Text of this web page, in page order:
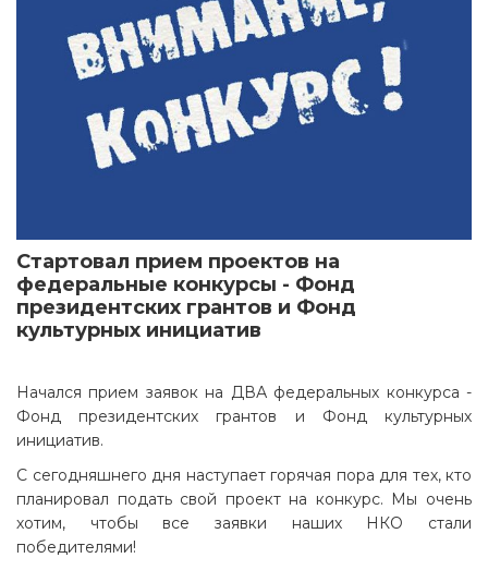
Стартовал прием проектов на
федеральные конкурсы - Фонд
президентских грантов и Фонд
культурных инициатив
Начался прием заявок на ДВА федеральных конкурса -
Фонд президентских грантов и Фонд культурных
инициатив.
С сегодняшнего дня наступает горячая пора для тех, кто
планировал подать свой проект на конкурс. Мы очень
хотим, чтобы все заявки наших НКО стали
победителями!